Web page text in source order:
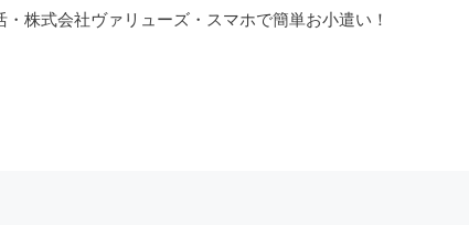
・株式会社ヴァリューズ・スマホで簡単お小遣い！